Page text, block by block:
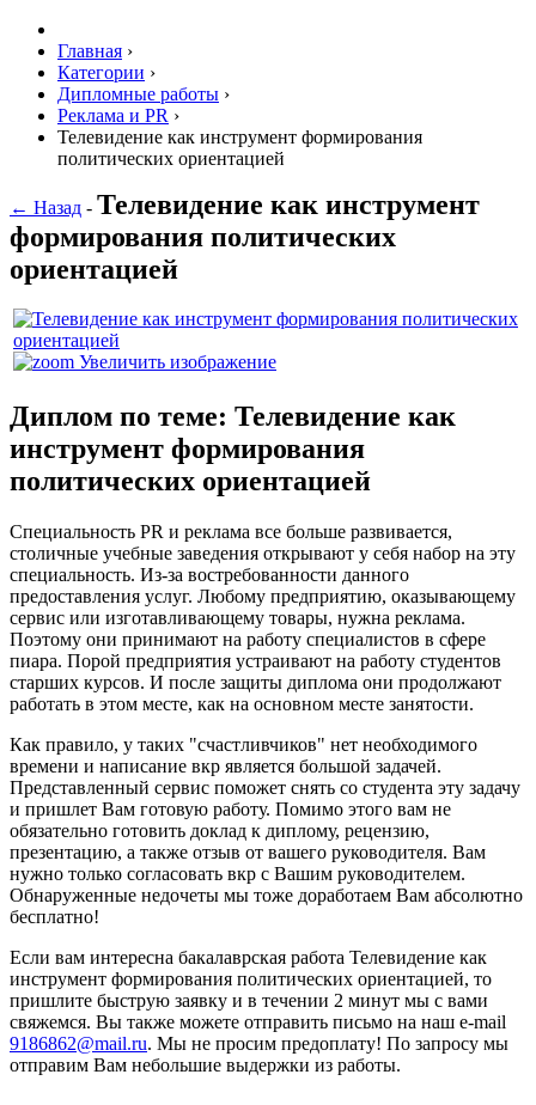
Главная ›
Категории ›
Дипломные работы ›
Реклама и PR ›
Телевидение как инструмент формирования
политических ориентацией
← Назад - Телевидение как инструмент
формирования политических
ориентацией
Увеличить изображение
Диплом по теме: Телевидение как
инструмент формирования
политических ориентацией
Специальность PR и реклама все больше развивается,
столичные учебные заведения открывают у себя набор на эту
специальность. Из-за востребованности данного
предоставления услуг. Любому предприятию, оказывающему
сервис или изготавливающему товары, нужна реклама.
Поэтому они принимают на работу специалистов в сфере
пиара. Порой предприятия устраивают на работу студентов
старших курсов. И после защиты диплома они продолжают
работать в этом месте, как на основном месте занятости.
Как правило, у таких "счастливчиков" нет необходимого
времени и написание вкр является большой задачей.
Представленный сервис поможет снять со студента эту задачу
и пришлет Вам готовую работу. Помимо этого вам не
обязательно готовить доклад к диплому, рецензию,
презентацию, а также отзыв от вашего руководителя. Вам
нужно только согласовать вкр с Вашим руководителем.
Обнаруженные недочеты мы тоже доработаем Вам абсолютно
бесплатно!
Если вам интересна бакалаврская работа Телевидение как
инструмент формирования политических ориентацией, то
пришлите быструю заявку и в течении 2 минут мы с вами
свяжемся. Вы также можете отправить письмо на наш e-mail
9186862@mail.ru. Мы не просим предоплату! По запросу мы
отправим Вам небольшие выдержки из работы.